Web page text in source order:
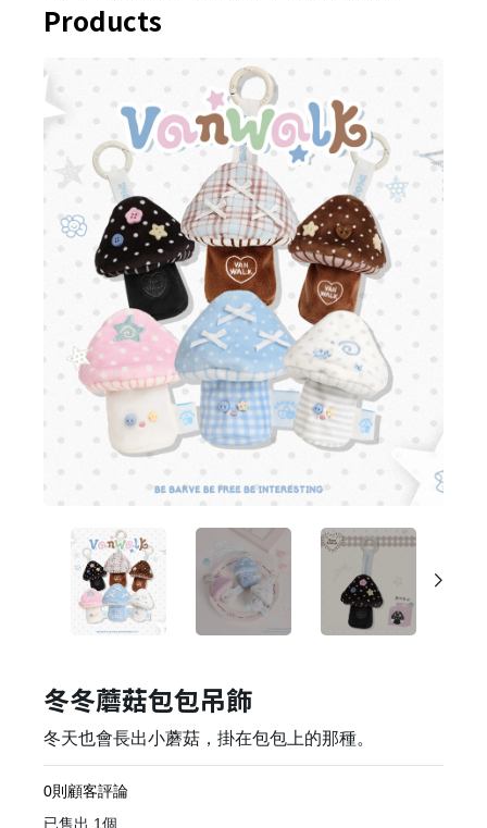
Products
冬冬蘑菇包包吊飾
冬天也會長出小蘑菇，掛在包包上的那種。
0則顧客評論
已售出 1個